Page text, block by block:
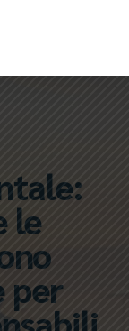
le
per